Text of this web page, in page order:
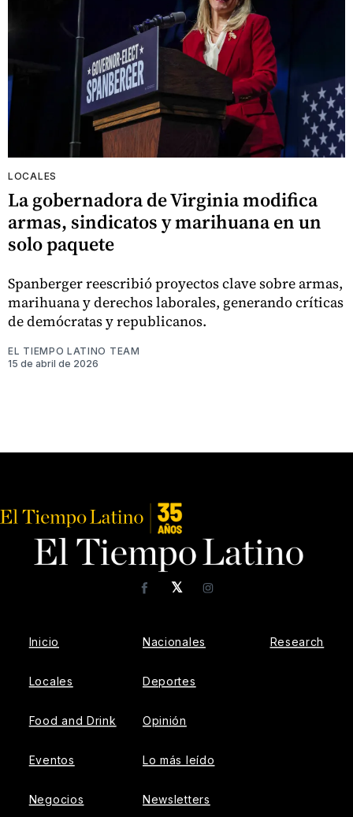
LOCALES
La gobernadora de Virginia modifica
armas, sindicatos y marihuana en un
solo paquete
Spanberger reescribió proyectos clave sobre armas,
marihuana y derechos laborales, generando críticas
de demócratas y republicanos.
EL TIEMPO LATINO TEAM
15 de abril de 2026
𝕏
FacebookInstagram
Inicio
Locales
Food and Drink
Eventos
Negocios
Nacionales
Deportes
Opinión
Lo más leído
Newsletters
Research